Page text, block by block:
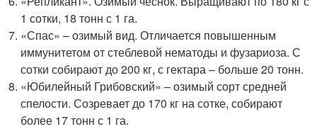
1 сотки, 18 тонн с 1 га.
«Спас» – озимый вид. Отличается повышенным
иммунитетом от стеблевой нематоды и фузариоза. С
сотки собирают до 200 кг, с гектара – больше 20 тонн.
«Юбилейный Грибовский» – озимый сорт средней
спелости. Созревает до 170 кг на сотке, собирают
более 17 тонн с 1 га.